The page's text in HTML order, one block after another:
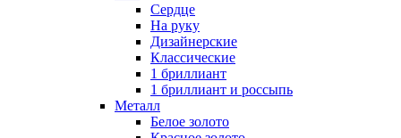
Сердце
На руку
Дизайнерские
Классические
1 бриллиант
1 бриллиант и россыпь
Металл
Белое золото